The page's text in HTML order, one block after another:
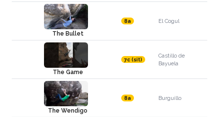
The Bullet
8a El Cogul
The Game
7c (sit)
Castillo de
Bayuela
The Wendigo
8a Burguillo